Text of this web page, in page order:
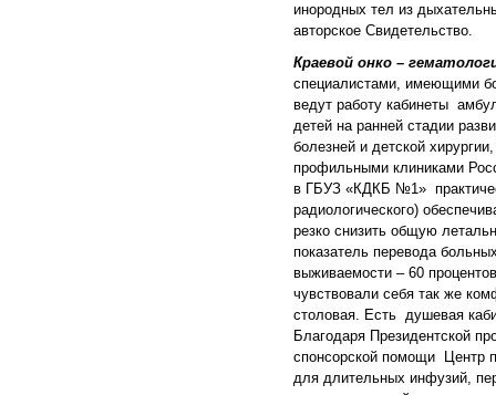
инородных тел из
авторское Свидетельство.
Краевой онко –
специалистами, имеющими
ведут работу кабинеты
детей на ранней стадии
болезней и детской
профильными клиниками
в ГБУЗ «КДКБ №1»
радиологического)
резко снизить общую
показатель перевода
выживаемости – 60
чувствовали себя так же
столовая. Есть душевая
Благодаря Президентской
спонсорской помощи Центр
для длительных инфузий,